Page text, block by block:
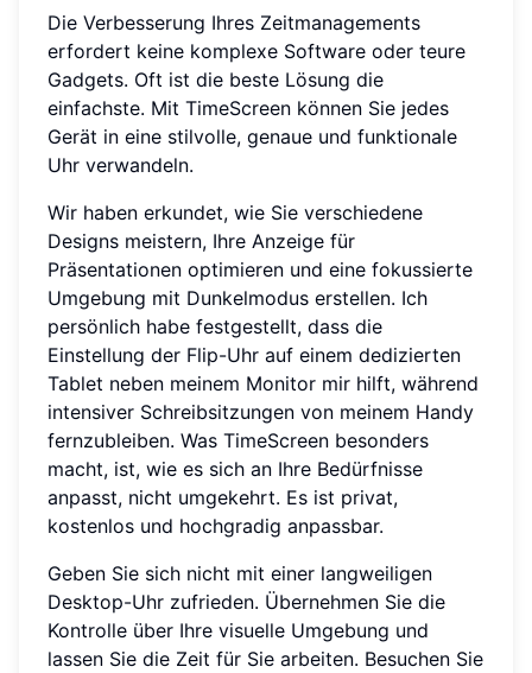
Die Verbesserung Ihres Zeitmanagements
erfordert keine komplexe Software oder teure
Gadgets. Oft ist die beste Lösung die
einfachste. Mit TimeScreen können Sie jedes
Gerät in eine stilvolle, genaue und funktionale
Uhr verwandeln.
Wir haben erkundet, wie Sie verschiedene
Designs meistern, Ihre Anzeige für
Präsentationen optimieren und eine fokussierte
Umgebung mit Dunkelmodus erstellen. Ich
persönlich habe festgestellt, dass die
Einstellung der Flip-Uhr auf einem dedizierten
Tablet neben meinem Monitor mir hilft, während
intensiver Schreibsitzungen von meinem Handy
fernzubleiben. Was TimeScreen besonders
macht, ist, wie es sich an Ihre Bedürfnisse
anpasst, nicht umgekehrt. Es ist privat,
kostenlos und hochgradig anpassbar.
Geben Sie sich nicht mit einer langweiligen
Desktop-Uhr zufrieden. Übernehmen Sie die
Kontrolle über Ihre visuelle Umgebung und
lassen Sie die Zeit für Sie arbeiten. Besuchen Sie